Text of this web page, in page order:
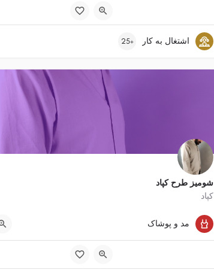
اشتغال به کار +25
شومیز طرح کپاد
کپاد
1200 تومان
پدر, مادر, نامزد (مرد), نامزد (زن), پسر (جوان), دختر(جوان)
مد و پوشاک